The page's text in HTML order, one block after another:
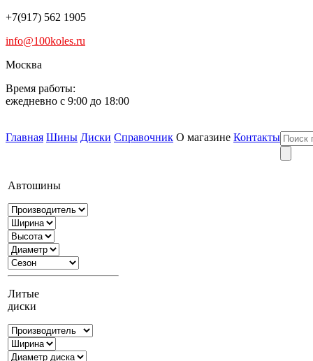
+7(917) 562 1905
info@100koles.ru
Москва
Время работы:
ежедневно с 9:00 до 18:00
Главная Шины Диски Справочник О магазине Контакты
Автошины
Литые
диски